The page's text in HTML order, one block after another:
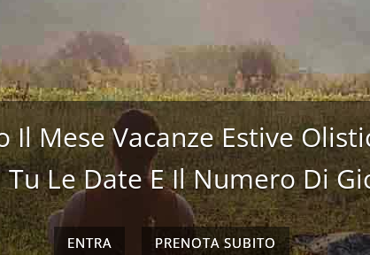
Il Mese Vacanze Estive
Tu Le Date E Il Numero Di
ENTRA PRENOTA SUBITO
Da 1 A 5 Giorni Ritiro
Yoga Massaggio